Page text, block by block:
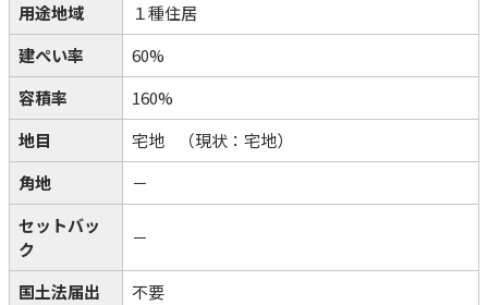
用途地域
１種住居
建ぺい率
60%
容積率
160%
地目
宅地
（現状：宅地）
角地
－
セットバッ
ク
－
国土法届出
不要